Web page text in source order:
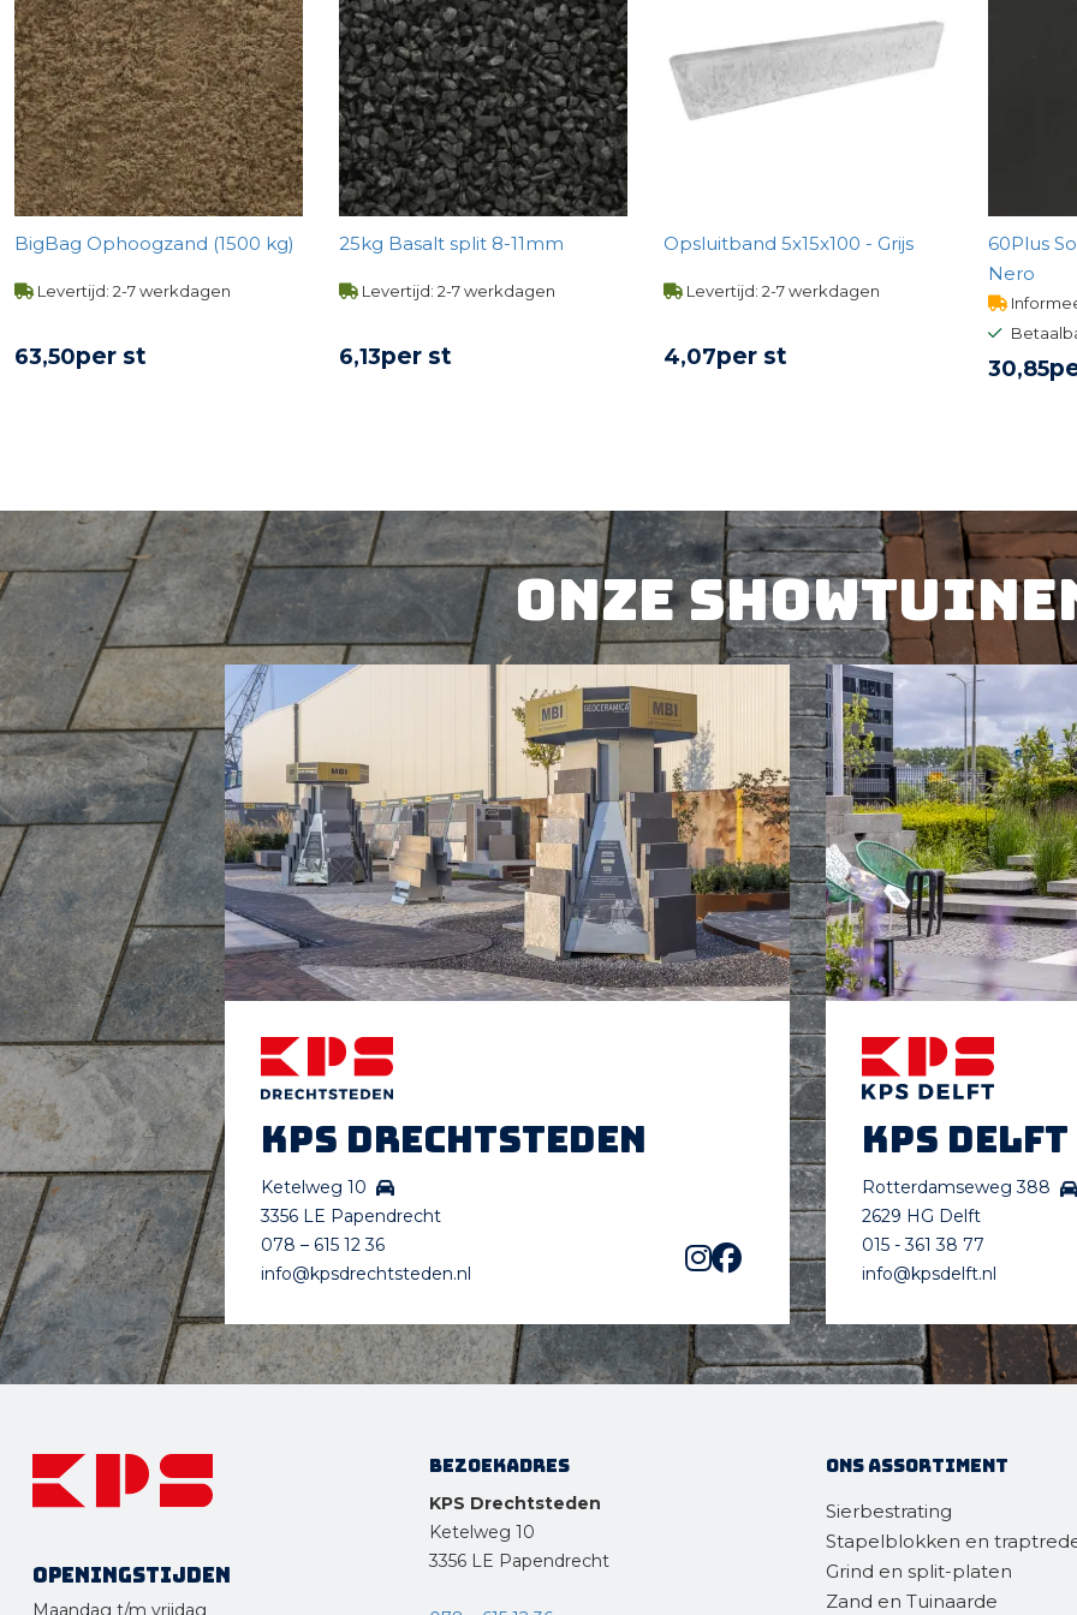
BigBag Ophoogzand (1500 kg)
Levertijd: 2-7 werkdagen
63,50per st
25kg Basalt split 8-11mm
Levertijd: 2-7 werkdagen
6,13per st
Opsluitband 5x15x100 - Grijs
Levertijd: 2-7 werkdagen
4,07per st
60Plus
Nero
30,85
Onze
KPS Drechtsteden
Ketelweg 10
3356 LE Papendrecht
078 – 615 12 36
info@kpsdrechtsteden.nl
KPS Delft
Rotterdamseweg 388
2629 HG Delft
015 - 361 38 77
info@kpsdelft.nl
Openingstijden
Maandag t/m vrijdag
Bezoekadres
KPS Drechtsteden
Ketelweg 10
3356 LE Papendrecht
Ons assortiment
Sierbestrating
Stapelblokken en
Grind en split-platen
Zand en Tuinaarde